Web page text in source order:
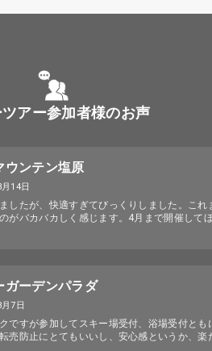
アー参加者様のお声
ウンテン塩原
14日
したが、快適すぎてびっくりしました。これ
がバカバカしく感じます。4月まで開催して
ガーデンパラダ
7日
ですが参加してスキー場受付、浴場受付とも
売防止にとてもいいし、安心感というか、楽